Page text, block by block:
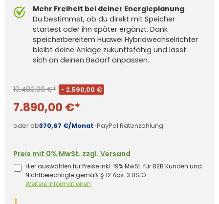
Mehr Freiheit bei deiner Energieplanung
Du bestimmst, ob du direkt mit Speicher
startest oder ihn später ergänzt. Dank
speicherbereitem Huawei Hybridwechselrichter
bleibt deine Anlage zukunftsfähig und lässt
sich an deinen Bedarf anpassen.
10.480,00 €* - 2.590,00 €
7.890,00 €*
oder ab370,67 €/Monat ·PayPal Ratenzahlung
Preis mit 0% MwSt. zzgl. Versand
Hier auswählen für Preise inkl. 19% MwSt. für B2B Kunden und
Nichtberechtigte gemäß § 12 Abs. 3 UStG
Weitere Informationen